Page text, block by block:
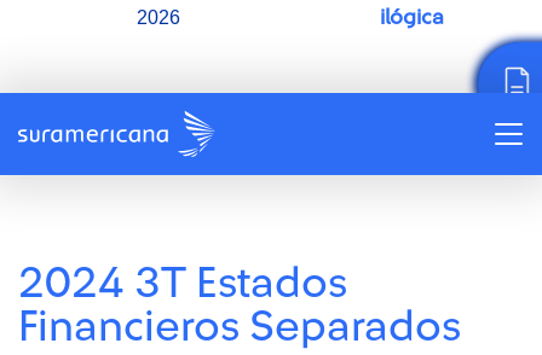
2026
ilógica
2024 3T Estados
Financieros Separados